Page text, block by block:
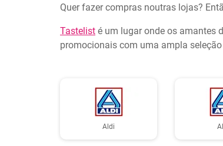
Quer fazer compras noutras lojas?
Tastelist é um lugar onde os amantes
promocionais com uma ampla
Aldi